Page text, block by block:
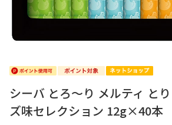
シーバ とろ～り メルティ と
ズ味セレクション 12g×40本